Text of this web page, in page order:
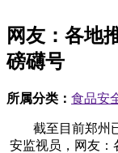
网友：各地
磅礴号
所属分类： 食品安
截至目前郑州已
安监视员，网友